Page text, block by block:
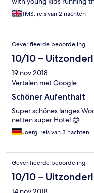
TMS, reis van 2 nachten
Geverifieerde beoordeling
10/10 –
19 nov 2018
Vertalen met Google
Schöner Aufenthalt
Super schönes langes
netten super Hotel 😊
Joerg, reis van 3 nachten
Geverifieerde beoordeling
10/10 –